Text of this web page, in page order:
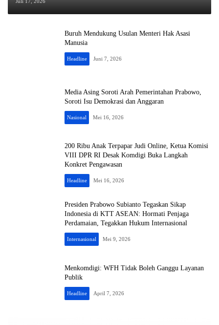
Buruh Mendukung Usulan Menteri Hak Asasi
Manusia
Headline Juni 7, 2026
Media Asing Soroti Arah Pemerintahan Prabowo,
Soroti Isu Demokrasi dan Anggaran
Nasional Mei 16, 2026
200 Ribu Anak Terpapar Judi Online, Ketua Komisi
VIII DPR RI Desak Komdigi Buka Langkah
Konkret Pengawasan
Headline Mei 16, 2026
Presiden Prabowo Subianto Tegaskan Sikap
Indonesia di KTT ASEAN: Hormati Penjaga
Perdamaian, Tegakkan Hukum Internasional
Internasional Mei 9, 2026
Menkomdigi: WFH Tidak Boleh Ganggu Layanan
Publik
Headline April 7, 2026